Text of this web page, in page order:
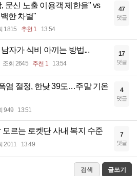
문신 노출 이용객 제한을" vs
한 차별"
1815 추천 1 13:54
47
댓글
자가 식비 아끼는 방법...
조회 2645 추천 1 13:54
17
댓글
염 절정, 한낮 39도…주말 기온
949 13:51
4
댓글
모르는 로켓단 사내 복지 수준
2011 13:49
7
댓글
검색 글쓰기